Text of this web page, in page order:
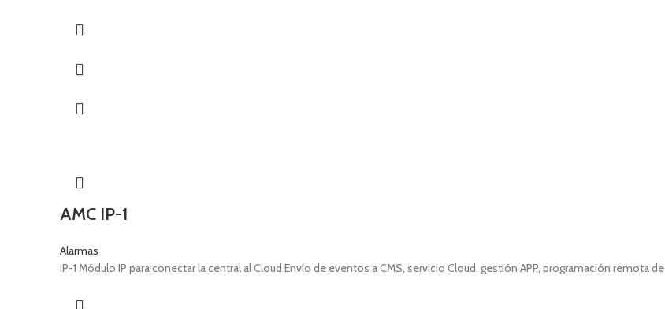
AMC IP-1
Alarmas
IP-1 Módulo IP para conectar la central al Cloud Envío de eventos a CMS, servicio Cloud, gestión APP, programación remota de